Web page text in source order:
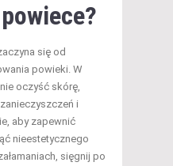
się od
powieki. W
oczyść skórę,
i
aby zapewnić
nieestetycznego
sięgnij po